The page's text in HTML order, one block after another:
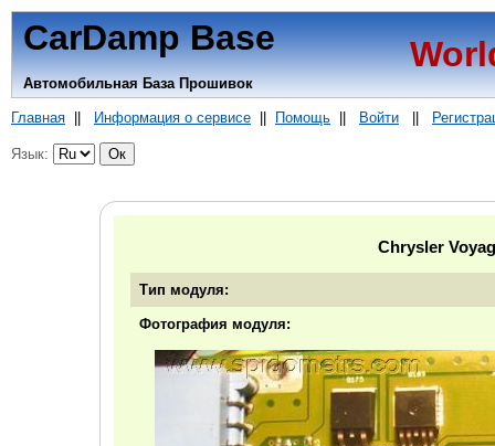
CarDamp Base
Автомобильная База Прошивок
Главная|| Информация о сервисе|| Помощь|| Войти||
Язык:
Chrysler
Тип модуля:
Фотография модуля: